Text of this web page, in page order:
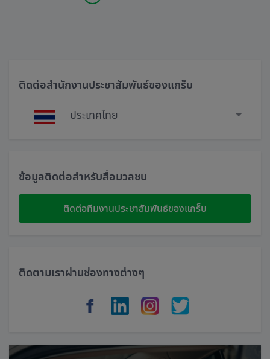
ติดต่อสำนักงานประชาสัมพันธ์ของแกร็บ
ประเทศไทย
Indonesia
Thailand
Vietnam
Myanmar
ข้อมูลติดต่อสำหรับสื่อมวลชน
ติดต่อทีมงานประชาสัมพันธ์ของแกร็บ
ติดตามเราผ่านช่องทางต่างๆ